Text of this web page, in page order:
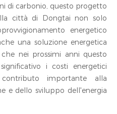
di carbonio, questo progetto
città di Dongtai non solo
energetico
una soluzione energetica
nei prossimi anni questo
i costi energetici
importante alla
e dello sviluppo dell'energia